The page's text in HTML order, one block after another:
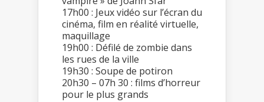
17h00 : Jeux vidéo sur l’écran du
cinéma, film en réalité virtuelle,
maquillage
19h00 : Défilé de zombie dans
les rues de la ville
19h30 : Soupe de potiron
20h30 – 07h 30 : films d’horreur
pour le plus grands